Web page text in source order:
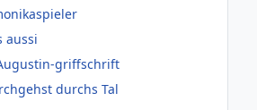
aussi
griffschrift
durchs Tal